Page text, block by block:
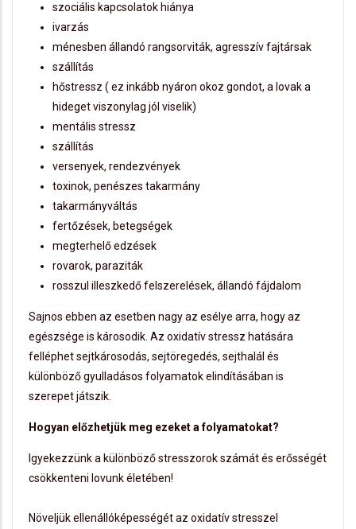
szociális kapcsolatok hiánya
ivarzás
ménesben állandó rangsorviták, agresszív fajtársak
szállítás
hőstressz ( ez inkább nyáron okoz gondot, a lovak a
hideget viszonylag jól viselik)
mentális stressz
szállítás
versenyek, rendezvények
toxinok, penészes takarmány
takarmányváltás
fertőzések, betegségek
megterhelő edzések
rovarok, paraziták
rosszul illeszkedő felszerelések, állandó fájdalom
Sajnos ebben az esetben nagy az esélye arra, hogy az
egészsége is károsodik. Az oxidatív stressz hatására
felléphet sejtkárosodás, sejtöregedés, sejthalál és
különböző gyulladásos folyamatok elindításában is
szerepet játszik.
Hogyan előzhetjük meg ezeket a folyamatokat?
Igyekezzünk a különböző stresszorok számát és erősségét
csökkenteni lovunk életében!
Növeljük ellenállóképességét az oxidatív stresszel